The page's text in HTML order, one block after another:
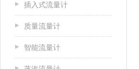
插入式流量计
质量流量计
智能流量计